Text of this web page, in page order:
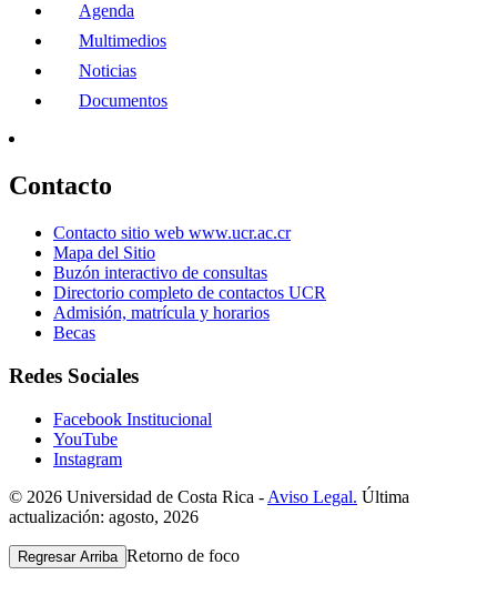
Agenda
Multimedios
Noticias
Documentos
Contacto
Contacto sitio web www.ucr.ac.cr
Mapa del Sitio
Buzón interactivo de consultas
Directorio completo de contactos UCR
Admisión, matrícula y horarios
Becas
Redes Sociales
Facebook Institucional
YouTube
Instagram
© 2026 Universidad de Costa Rica - Aviso Legal. Última
actualización: agosto, 2026
Regresar Arriba Retorno de foco